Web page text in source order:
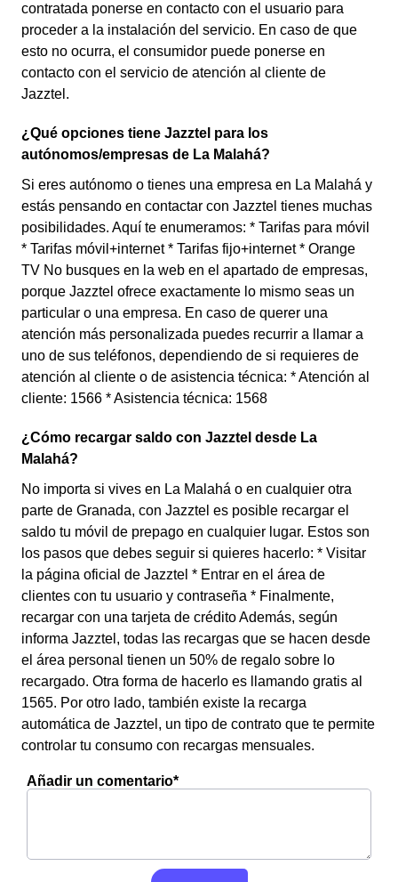
contratada ponerse en contacto con el usuario para
proceder a la instalación del servicio. En caso de que
esto no ocurra, el consumidor puede ponerse en
contacto con el servicio de atención al cliente de
Jazztel.
¿Qué opciones tiene Jazztel para los
autónomos/empresas de La Malahá?
Si eres autónomo o tienes una empresa en La Malahá y
estás pensando en contactar con Jazztel tienes muchas
posibilidades. Aquí te enumeramos: * Tarifas para móvil
* Tarifas móvil+internet * Tarifas fijo+internet * Orange
TV No busques en la web en el apartado de empresas,
porque Jazztel ofrece exactamente lo mismo seas un
particular o una empresa. En caso de querer una
atención más personalizada puedes recurrir a llamar a
uno de sus teléfonos, dependiendo de si requieres de
atención al cliente o de asistencia técnica: * Atención al
cliente: 1566 * Asistencia técnica: 1568
¿Cómo recargar saldo con Jazztel desde La
Malahá?
No importa si vives en La Malahá o en cualquier otra
parte de Granada, con Jazztel es posible recargar el
saldo tu móvil de prepago en cualquier lugar. Estos son
los pasos que debes seguir si quieres hacerlo: * Visitar
la página oficial de Jazztel * Entrar en el área de
clientes con tu usuario y contraseña * Finalmente,
recargar con una tarjeta de crédito Además, según
informa Jazztel, todas las recargas que se hacen desde
el área personal tienen un 50% de regalo sobre lo
recargado. Otra forma de hacerlo es llamando gratis al
1565. Por otro lado, también existe la recarga
automática de Jazztel, un tipo de contrato que te permite
controlar tu consumo con recargas mensuales.
Añadir un comentario*